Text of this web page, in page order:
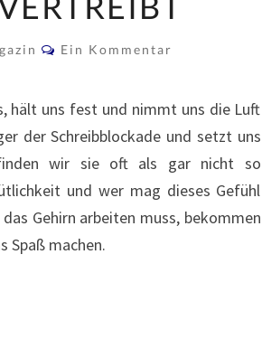
Kommentare
Ein Kommentar
hält uns fest und nimmt uns die Luft
der Schreibblockade und setzt uns
wir sie oft als gar nicht so
und wer mag dieses Gefühl
Gehirn arbeiten muss, bekommen
Spaß machen.